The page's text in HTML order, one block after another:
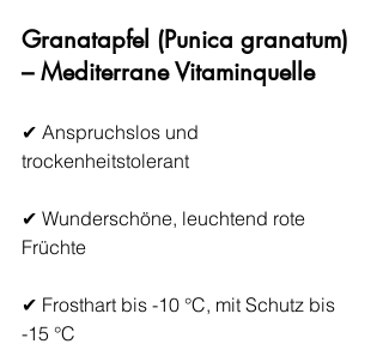
Granatapfel (Punica granatum)
– Mediterrane Vitaminquelle
✔ Anspruchslos und
trockenheitstolerant
✔ Wunderschöne, leuchtend rote
Früchte
✔ Frosthart bis -10 °C, mit Schutz bis
-15 °C